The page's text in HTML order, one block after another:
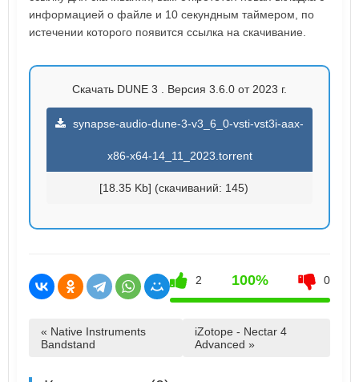
информацией о файле и 10 секундным таймером, по
истечении которого появится ссылка на скачивание.
Скачать DUNE 3 . Версия 3.6.0 от 2023 г.
synapse-audio-dune-3-v3_6_0-vsti-vst3i-aax-
x86-x64-14_11_2023.torrent
[18.35 Kb] (cкачиваний: 145)
2 100% 0
« Native Instruments
Bandstand
iZotope - Nectar 4
Advanced »